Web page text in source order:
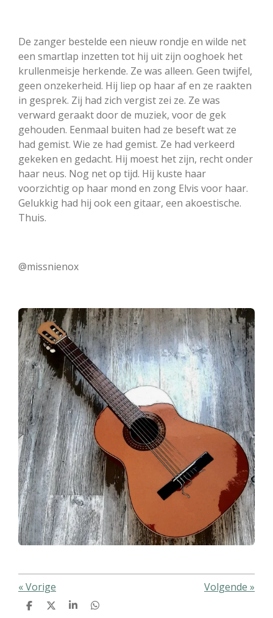
De zanger bestelde een nieuw rondje en wilde net
een smartlap inzetten tot hij uit zijn ooghoek het
krullenmeisje herkende. Ze was alleen. Geen twijfel,
geen onzekerheid. Hij liep op haar af en ze raakten
in gesprek. Zij had zich vergist zei ze. Ze was
verward geraakt door de muziek, voor de gek
gehouden. Eenmaal buiten had ze beseft wat ze
had gemist. Wie ze had gemist. Ze had verkeerd
gekeken en gedacht. Hij moest het zijn, recht onder
haar neus. Nog net op tijd. Hij kuste haar
voorzichtig op haar mond en zong Elvis voor haar.
Gelukkig had hij ook een gitaar, een akoestische.
Thuis.
@missnienox
«Vorige Volgende »
D
D
S
D